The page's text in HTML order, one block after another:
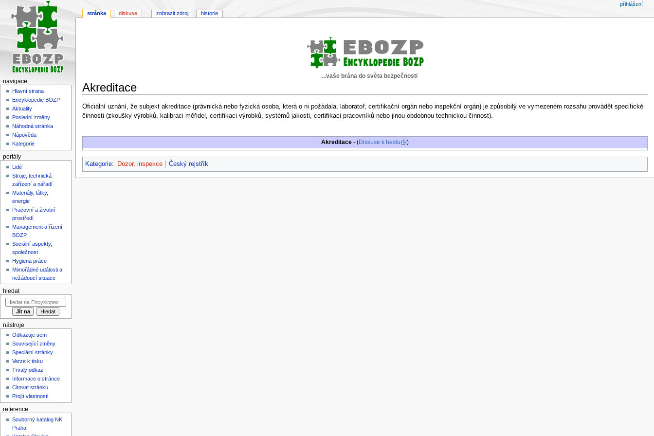
...vaše brána do světa bezpečnosti
Akreditace
Skočit
na
Skočit
na
Oficiální uznání, že subjekt akreditace (právnická nebo fyzická osoba, která o ni požádala, laboratoř, certifikační orgán nebo inspekční orgán) je způsobilý ve vymezeném rozsahu provádět specifické
činnosti (zkoušky výrobků, kalibraci měřidel, certifikaci výrobků, systémů jakosti, certifikaci pracovníků nebo jinou obdobnou technickou činnost).
Akreditace- (Diskuse k heslu )
Kategorie: Dozor, inspekce Český rejstřík
stránka diskuse zobrazit zdroj historie
přihlášení
navigace
Hlavní strana
Encyklopedie BOZP
Aktuality
Poslední změny
Náhodná stránka
Nápověda
Kategorie
portály
Lidé
Stroje, technická
zařízení a nářadí
Materiály, látky,
energie
Pracovní a životní
prostředí
Management a řízení
BOZP
Sociální aspekty,
společnost
Hygiena práce
Mimořádné události a
nežádoucí situace
hledat
nástroje
Odkazuje sem
Související změny
Speciální stránky
Verze k tisku
Trvalý odkaz
Informace o stránce
Citovat stránku
Projít vlastnosti
reference
Souborný katalog NK
Praha